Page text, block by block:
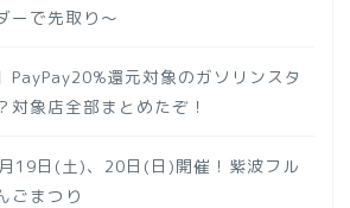
ーで先取り～
PayPay20%還元対象のガソリンスタ
対象店全部まとめたぞ！
19日(土)、20日(日)開催！紫波フル
ごまつり